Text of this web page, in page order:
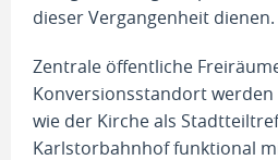
dieser Vergangenheit dienen.
Zentrale öffentliche
Konversionsstandort
wie der Kirche als
Karlstorbahnhof funktional